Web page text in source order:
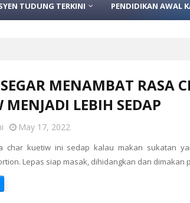
TUDUNG TERKINI PENDIDIKAN AWAL
MENAMBAT RASA
MENJADI LEBIH SEDAP
May 17, 2022
char kuetiw ini sedap kalau makan sukatan
Lepas siap masak, dihidangkan dan dimakan